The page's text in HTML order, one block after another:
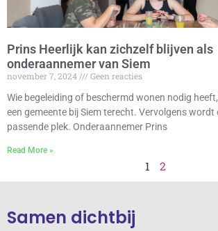
Prins Heerlijk kan zichzelf blijven als
onderaannemer van Siem
november 7, 2024
Geen reacties
Wie begeleiding of beschermd wonen nodig
een gemeente bij Siem terecht. Vervolgens wordt
passende plek. Onderaannemer Prins
Read More »
1 2
Samen dichtbij